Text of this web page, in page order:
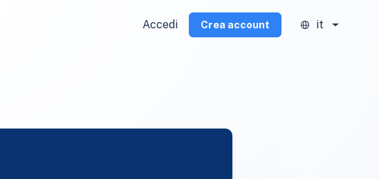
Accedi Crea account it